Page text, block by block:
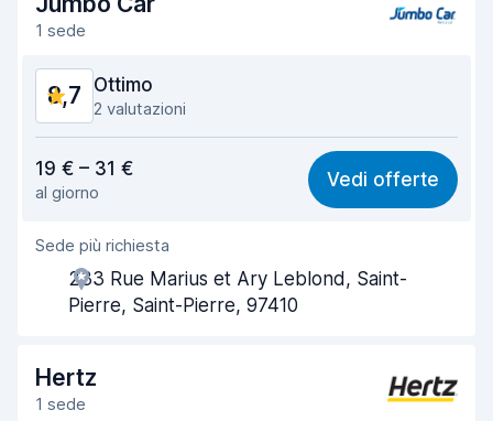
1 sede
8,7 Ottimo
2 valutazioni
8,9
Facile da trovare 8,2
Gentilezza degli agenti
Rapidità del ritiro
Pulizia del veicolo 9,3
19 € – 31 €
al giorno
Vedi offerte
Sede più richiesta
233 Rue Marius et Ary Leblond, Saint-
Pierre, Saint-Pierre, 97410
Hertz
1 sede